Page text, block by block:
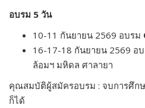
อบรม 5 วัน
10-11 กันยายน 2569 อบรม
16-17-18 กันยายน 2569 อ
ล้อมฯ มหิดล ศาลายา
คุณสมบัติผู้สมัครอบรม : จบการศึก
ก็ได้